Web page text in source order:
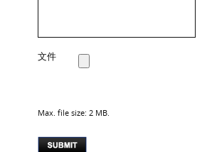
文件
Max. file size: 2 MB.